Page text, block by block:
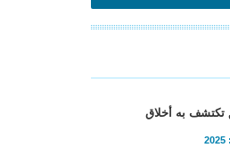
تكتشف به أخلاق